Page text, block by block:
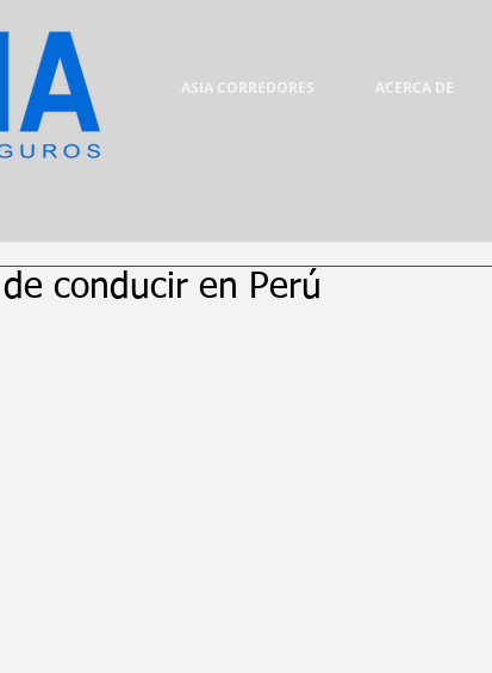
ASIA CORREDORES ACERCA DE
conducir en Perú